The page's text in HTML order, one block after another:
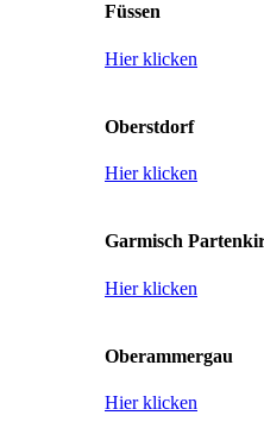
Füssen
Hier klicken
Oberstdorf
Hier klicken
Garmisch
Hier klicken
Oberammergau
Hier klicken